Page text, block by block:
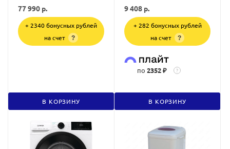
77 990 р.
+ 2340 бонусных рублей
на счет
?
В КОРЗИНУ
9 408 р.
+ 282 бонусных рублей
на счет
?
по 2352 ₽ ?
В КОРЗИНУ